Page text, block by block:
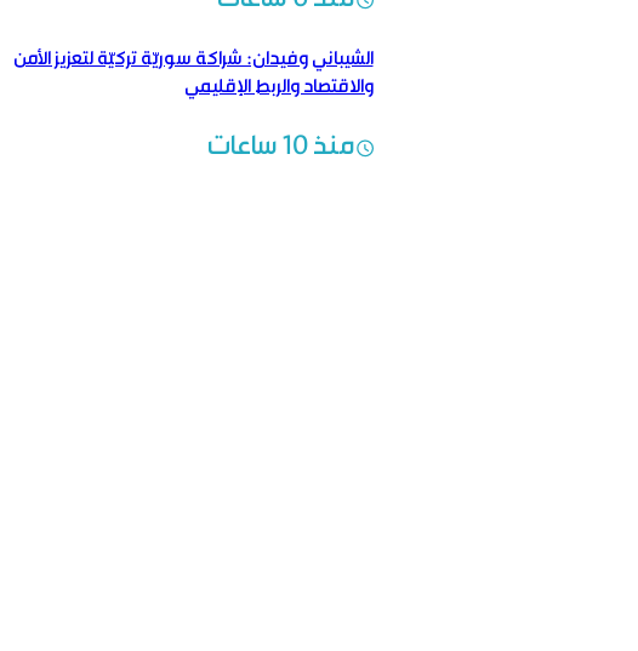
الشيباني وفيدان: شراكة سوريّة تركيّة لتعزيز الأمن
والاقتصاد والربط الإقليمي
منذ 10 ساعات